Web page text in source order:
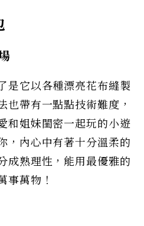
是它以各種漂亮花布縫製
也帶有一點點技術難度，
和姐妹閨密一起玩的小遊
，內心中有著十分溫柔的
成熟理性，能用最優雅的
事萬物！